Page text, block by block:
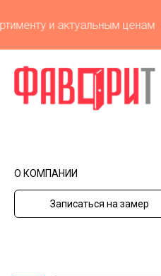
и актуальным ценам
О КОМПАНИИ
Записаться на замер